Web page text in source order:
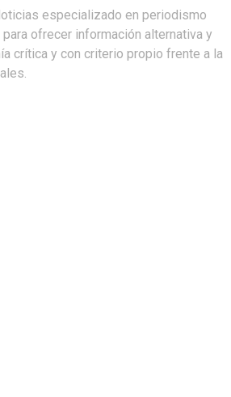
especializado en periodismo
ofrecer información alternativa y
crítica y con criterio propio frente a la